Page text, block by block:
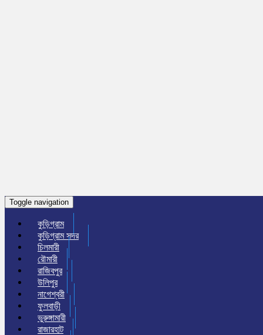
Toggle navigation
কুড়িগ্রাম
কুড়িগ্রাম সদর
চিলমারী
রৌমারী
রাজিবপুর
উলিপুর
নাগেশ্বরী
ফুলবাড়ী
ভুরুঙ্গামারী
রাজারহাট